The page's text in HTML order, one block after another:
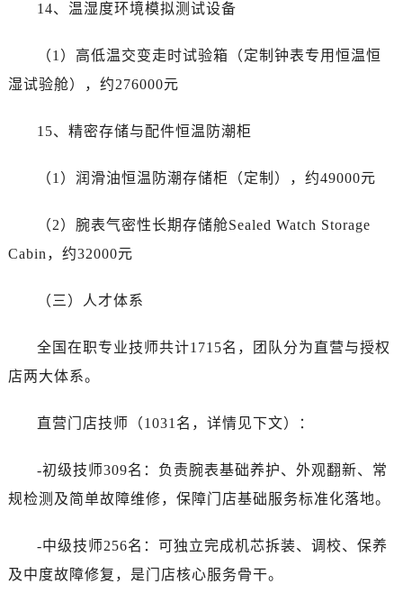
14、温湿度环境模拟测试设备
（1）高低温交变走时试验箱（定制钟表专用恒温恒
湿试验舱），约276000元
15、精密存储与配件恒温防潮柜
（1）润滑油恒温防潮存储柜（定制），约49000元
（2）腕表气密性长期存储舱Sealed Watch Storage
Cabin，约32000元
（三）人才体系
全国在职专业技师共计1715名，团队分为直营与授权
店两大体系。
直营门店技师（1031名，详情见下文）：
-初级技师309名：负责腕表基础养护、外观翻新、常
规检测及简单故障维修，保障门店基础服务标准化落地。
-中级技师256名：可独立完成机芯拆装、调校、保养
及中度故障修复，是门店核心服务骨干。